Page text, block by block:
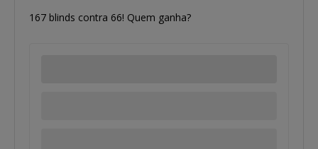
167 blinds contra 66! Quem ganha?